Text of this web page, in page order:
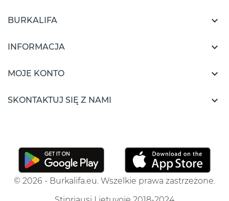
BURKALIFA 
INFORMACJA 
MOJE KONTO 
SKONTAKTUJ SIĘ Z NAMI 
© 2026 - Burkalifa.eu. Wszelkie prawa zastrzeżone.